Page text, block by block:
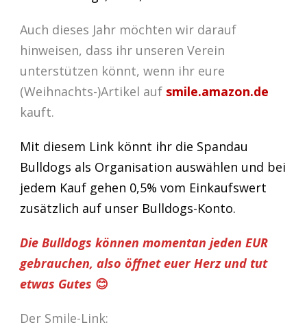
Auch dieses Jahr möchten wir darauf
hinweisen, dass ihr unseren Verein
unterstützen könnt, wenn ihr eure
(Weihnachts-)Artikel auf smile.amazon.de
kauft.
Mit diesem Link könnt ihr die Spandau
Bulldogs als Organisation auswählen und bei
jedem Kauf gehen 0,5% vom Einkaufswert
zusätzlich auf unser Bulldogs-Konto.
Die Bulldogs können momentan jeden EUR
gebrauchen, also öffnet euer Herz und tut
etwas Gutes 😊
Der Smile-Link: